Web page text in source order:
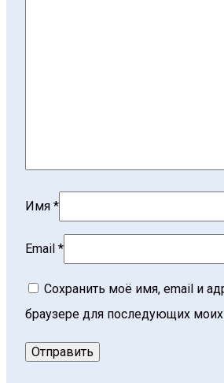
Имя *
Email *
Сохранить моё имя, email и
браузере для последующих